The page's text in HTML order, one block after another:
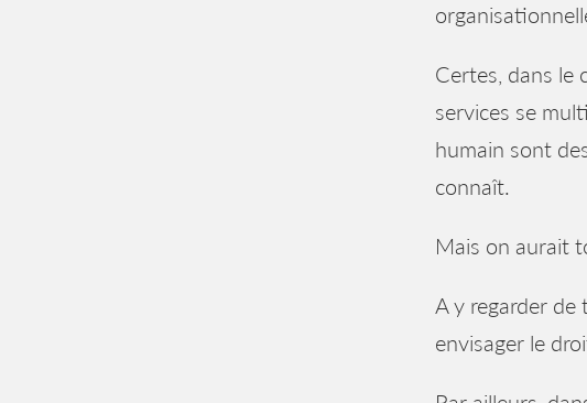
Certes, dans le
services se
humain sont
connaît.
Mais on aurait
A y regarder de
envisager le